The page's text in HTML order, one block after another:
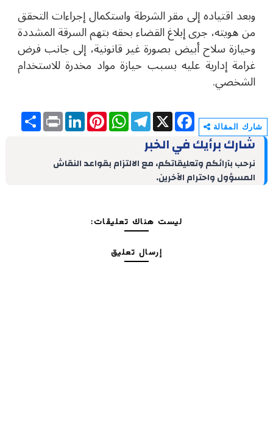
وبعد اقتياده إلى مقر الشرطة واستكمال إجراءات التحقق
من هويته، جرى إبلاغ القضاء بحقه بتهم السرقة المشددة
وحيازة سلاح أبيض بصورة غير قانونية، إلى جانب فرض
غرامة إدارية عليه بسبب حيازة مواد مخدرة للاستخدام
الشخصي.
شارك المقالة
S
h
P
r
t
L
d
P
r
W
h
A
T
e
e
r
X
F
a
e
o
o
شارك برأيك في الخبر
نرحب بآرائكم وتعليقاتكم، مع الالتزام بقواعد النقاش
المسؤول واحترام الآخرين.
ليست هناك تعليقات:
إرسال تعليق